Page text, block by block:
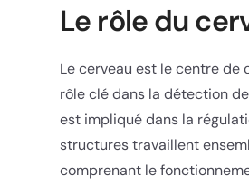
Le rôle du
Le cerveau est le centre de
rôle clé dans la détection
est impliqué dans la
structures travaillent
comprenant le